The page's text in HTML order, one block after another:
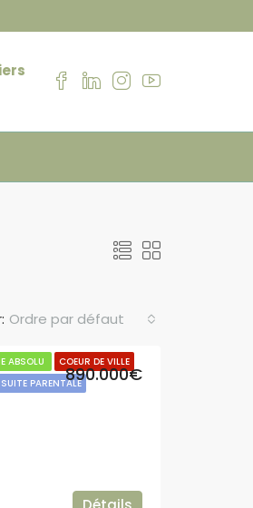
Ordre par défaut
ABSOLU
COEUR DE VILLE
SUITE PARENTALE890.000€